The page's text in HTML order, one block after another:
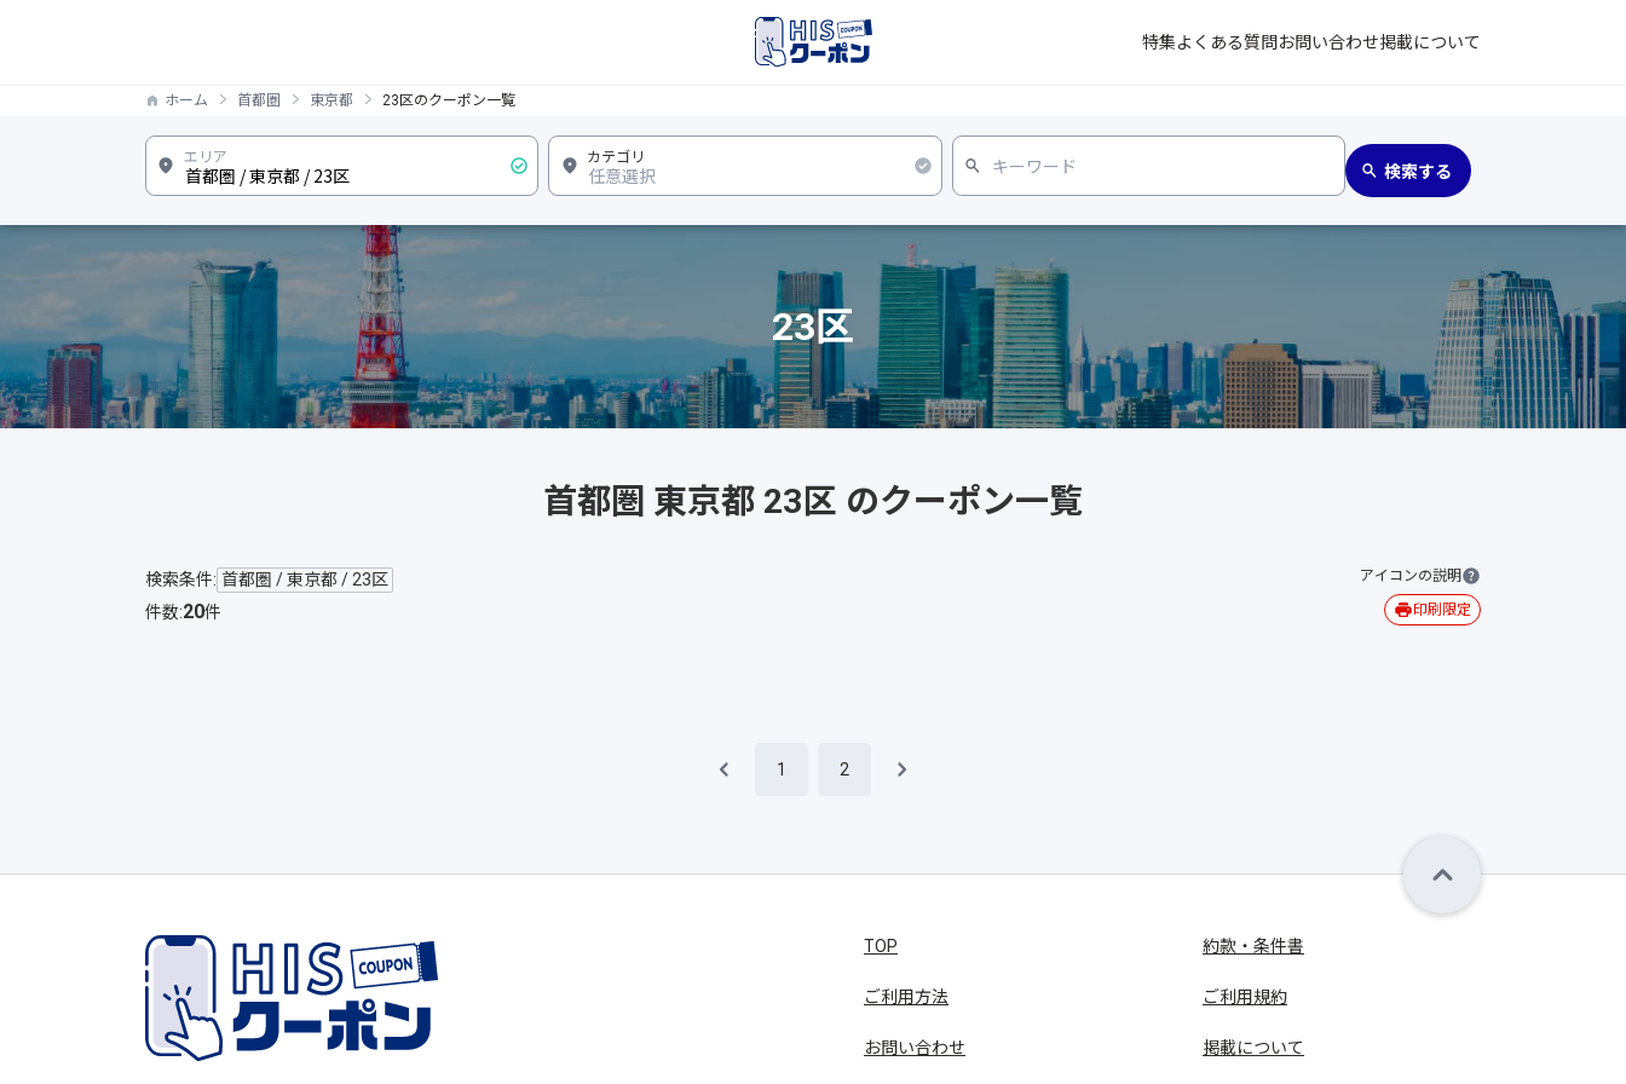
特集よくある質問お問い合わせ掲載について
ホーム 首都圏 東京都 23区のクーポン一覧
23区
首都圏 東京都 23区 のクーポン一覧
検索条件: 首都圏 / 東京都 / 23区
件数:20件
アイコンの説明
印刷限定
1 2
TOP
ご利用方法
お問い合わせ
約款・条件書
ご利用規約
掲載について